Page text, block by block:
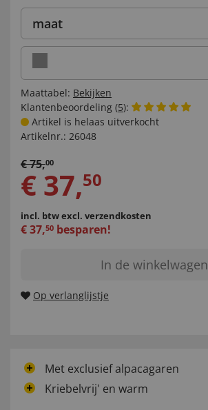
maat
Maattabel: Bekijken
Klantenbeoordeling (5):
Artikel is helaas uitverkocht
Artikelnr.: 26048
€75,00
€ 37,50
incl. btwexcl. verzendkosten
€37,50 besparen!
In de winkelwagen
Op verlanglijstje
Met exclusief alpacagaren
Kriebelvrij' en warm